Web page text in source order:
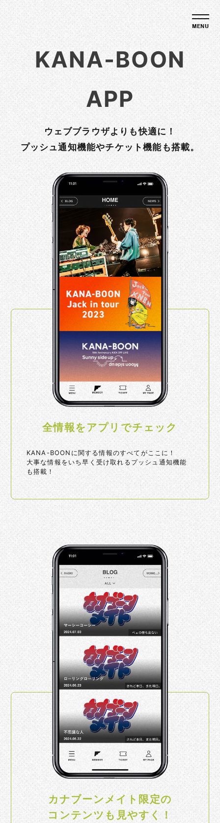
KANA-BOON
APP
ウェブブラウザよりも快適に！
プッシュ通知機能やチケット機能も搭載。
全情報をアプリでチェック
KANA-BOONに関する情報のすべてがここに！
大事な情報をいち早く受け取れるプッシュ通知機能
も搭載！
カナブーンメイト限定の
コンテンツも見やすく！